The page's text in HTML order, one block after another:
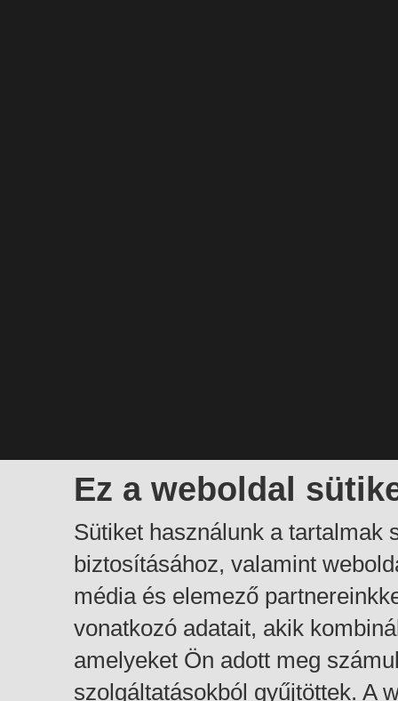
Ez a weboldal
Sütiket használunk a tartalmak
biztosításához, valamint
média és elemező
vonatkozó adatait, akik
amelyeket Ön adott meg
szolgáltatásokból gyűjtöttek. A